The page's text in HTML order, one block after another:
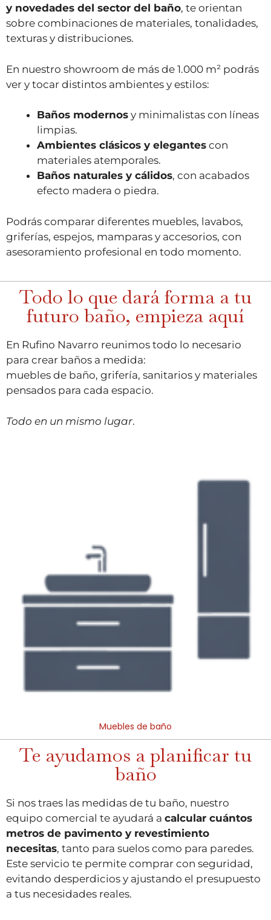
y novedades del sector del baño, te orientan
sobre combinaciones de materiales, tonalidades,
texturas y distribuciones.
En nuestro showroom de más de 1.000 m² podrás
ver y tocar distintos ambientes y estilos:
Baños modernos y minimalistas con líneas
limpias.
Ambientes clásicos y elegantes con
materiales atemporales.
Baños naturales y cálidos, con acabados
efecto madera o piedra.
Podrás comparar diferentes muebles, lavabos,
griferías, espejos, mamparas y accesorios, con
asesoramiento profesional en todo momento.
Todo lo que dará forma a tu
futuro baño, empieza aquí
En Rufino Navarro reunimos todo lo necesario
para crear baños a medida:
muebles de baño, grifería, sanitarios y materiales
pensados para cada espacio.
Todo en un mismo lugar.
Muebles de baño
Te ayudamos a planificar tu
baño
Si nos traes las medidas de tu baño, nuestro
equipo comercial te ayudará a calcular cuántos
metros de pavimento y revestimiento
necesitas, tanto para suelos como para paredes.
Este servicio te permite comprar con seguridad,
evitando desperdicios y ajustando el presupuesto
a tus necesidades reales.